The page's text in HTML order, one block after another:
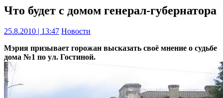
Что будет с домом генерал-губернатора
25.8.2010 | 13:47 Новости
Мэрия призывает горожан высказать своё мнение о судьбе
дома №1 по ул. Гостиной.